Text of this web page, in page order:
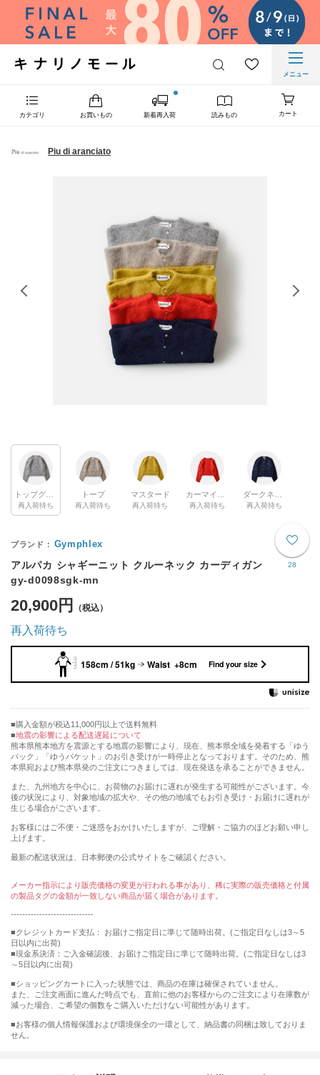
メニュー
カテゴリ お買いもの 新着再入荷 読みもの カート
Piu di aranciato
再入荷待ち
トープ
再入荷待ち
マスタード
再入荷待ち 再入荷待ち 再入荷待ち
28
Gymphlex
アルパカ シャギーニット クルーネック カーディガン
gy-d0098sgk-mn
20,900円
再入荷待ち
158cm / 51kg Waist +8cm Find your size
購入金額が税込11,000円以上で送料無料
地震の影響による配送遅延について
熊本県熊本地方を震源とする地震の影響により、現在、熊本県全域を発着する「ゆう
パック」「ゆうパケット」のお引き受けが一時停止となっております。そのため、熊
本県宛および熊本県発のご注文につきましては、現在発送を承ることができません。
また、九州地方を中心に、お荷物のお届けに遅れが発生する可能性がございます。今
後の状況により、対象地域の拡大や、その他の地域でもお引き受け・お届けに遅れが
生じる場合がございます。
お客様にはご不便・ご迷惑をおかけいたしますが、ご理解・ご協力のほどお願い申し
上げます。
最新の配送状況は、日本郵便の公式サイトをご確認ください。
メーカー指示により販売価格の変更が行われる事があり、稀に実際の販売価格と付属
の製品タグの金額が一致しない商品が届く場合があります。
-----------------------------
■クレジットカード支払： お届けご指定日に準じて随時出荷。(ご指定日なしは3～5
日以内に出荷)
■現金系決済：ご入金確認後、お届けご指定日に準じて随時出荷。(ご指定日なしは3
～5日以内に出荷)
■ショッピングカートに入った状態では、商品の在庫は確保されていません。
また、ご注文画面に進んだ時点でも、直前に他のお客様からのご注文により在庫数が
減った場合、ご希望の個数をご購入いただけない可能性があります。
■お客様の個人情報保護および環境保全の一環として、納品書の同梱は致しておりま
せん。